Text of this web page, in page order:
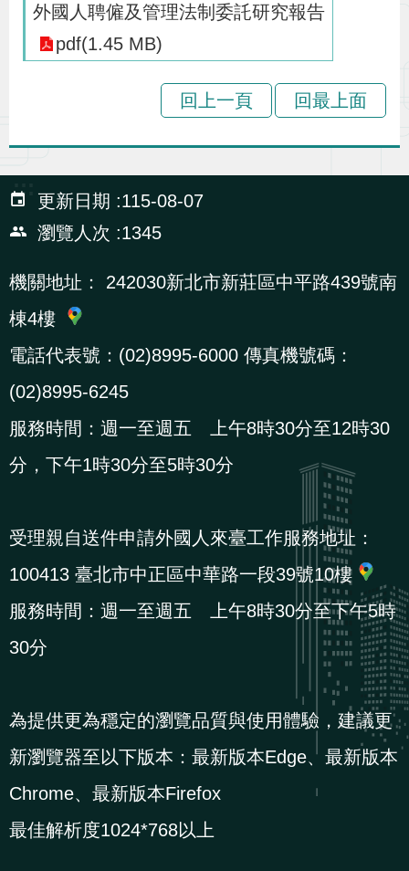
區
關
連
結
網
導
民
信
文
客
統
資
E
g
i
h
回
頁
R
S
隱
及
資
訊
全
外國人聘僱及管理法制委託研究報告
pdf(1.45 MB)
回上一頁 回最上面
:::
更新日期
115-08-07
瀏覽人次
1345
機關地址：
242030新北市新莊區中平路439號南
棟4樓
電話代表號：(02)8995-6000 傳真機號碼：
(02)8995-6245
服務時間：週一至週五 上午8時30分至12時30
分，下午1時30分至5時30分
受理親自送件申請外國人來臺工作服務地址：
100413 臺北市中正區中華路一段39號10樓
服務時間：週一至週五 上午8時30分至下午5時
30分
為提供更為穩定的瀏覽品質與使用體驗，建議更
新瀏覽器至以下版本：最新版本Edge、最新版本
Chrome、最新版本Firefox
最佳解析度1024*768以上